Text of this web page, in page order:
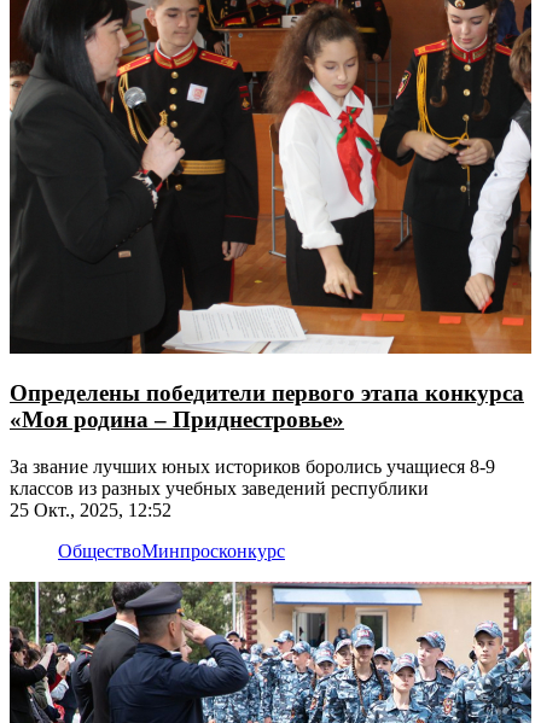
Определены победители первого этапа конкурса
«Моя родина – Приднестровье»
За звание лучших юных историков боролись учащиеся 8-9
классов из разных учебных заведений республики
25 Окт., 2025, 12:52
ОбществоМинпросконкурс